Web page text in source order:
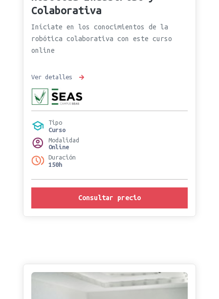
Colaborativa
Iníciate en los conocimientos de la
robótica colaborativa con este curso
online
Ver detalles
Tipo
Curso
Modalidad
Online
Duración
150h
Consultar precio